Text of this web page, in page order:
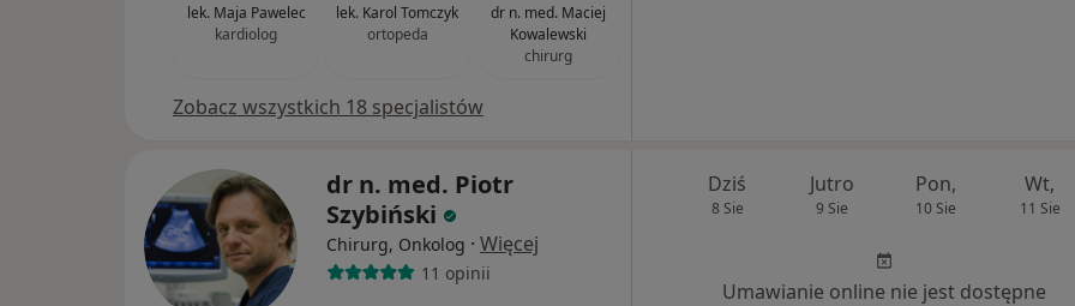
lek. Maja Pawelec
kardiolog
lek. Karol Tomczyk
ortopeda
dr n. med. Maciej
Kowalewski
chirurg
Zobacz wszystkich 18 specjalistów
dr n. med. Piotr
Szybiński
Chirurg, Onkolog · Więcej
11 opinii
Dziś
8 Sie
Jutro
9 Sie
Pon,
10 Sie
Wt,
11 Sie
Umawianie online nie jest dostępne